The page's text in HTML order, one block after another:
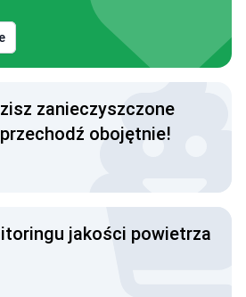
zanieczyszczone
obojętnie!
jakości powietrza